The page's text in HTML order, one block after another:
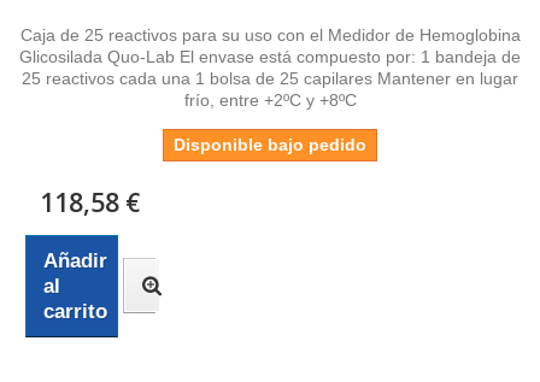
Caja de 25 reactivos para su uso con el Medidor de Hemoglobina
Glicosilada Quo-Lab El envase está compuesto por: 1 bandeja de
25 reactivos cada una 1 bolsa de 25 capilares Mantener en lugar
frío, entre +2ºC y +8ºC
Disponible bajo pedido
118,58 €
Añadir
al
carrito